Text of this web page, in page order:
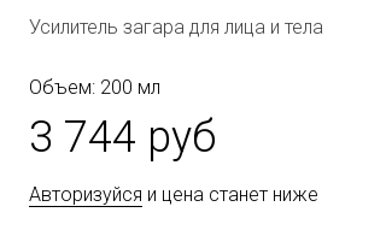
Усилитель загара для лица и тела
Объем: 200 мл
3 744 руб
Авторизуйся и цена станет ниже